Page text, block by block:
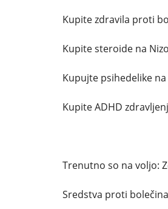
Kupite zdravila proti
Kupite steroide na
Kupujte psihedelike
Kupite ADHD
Trenutno so na voljo:
Sredstva proti